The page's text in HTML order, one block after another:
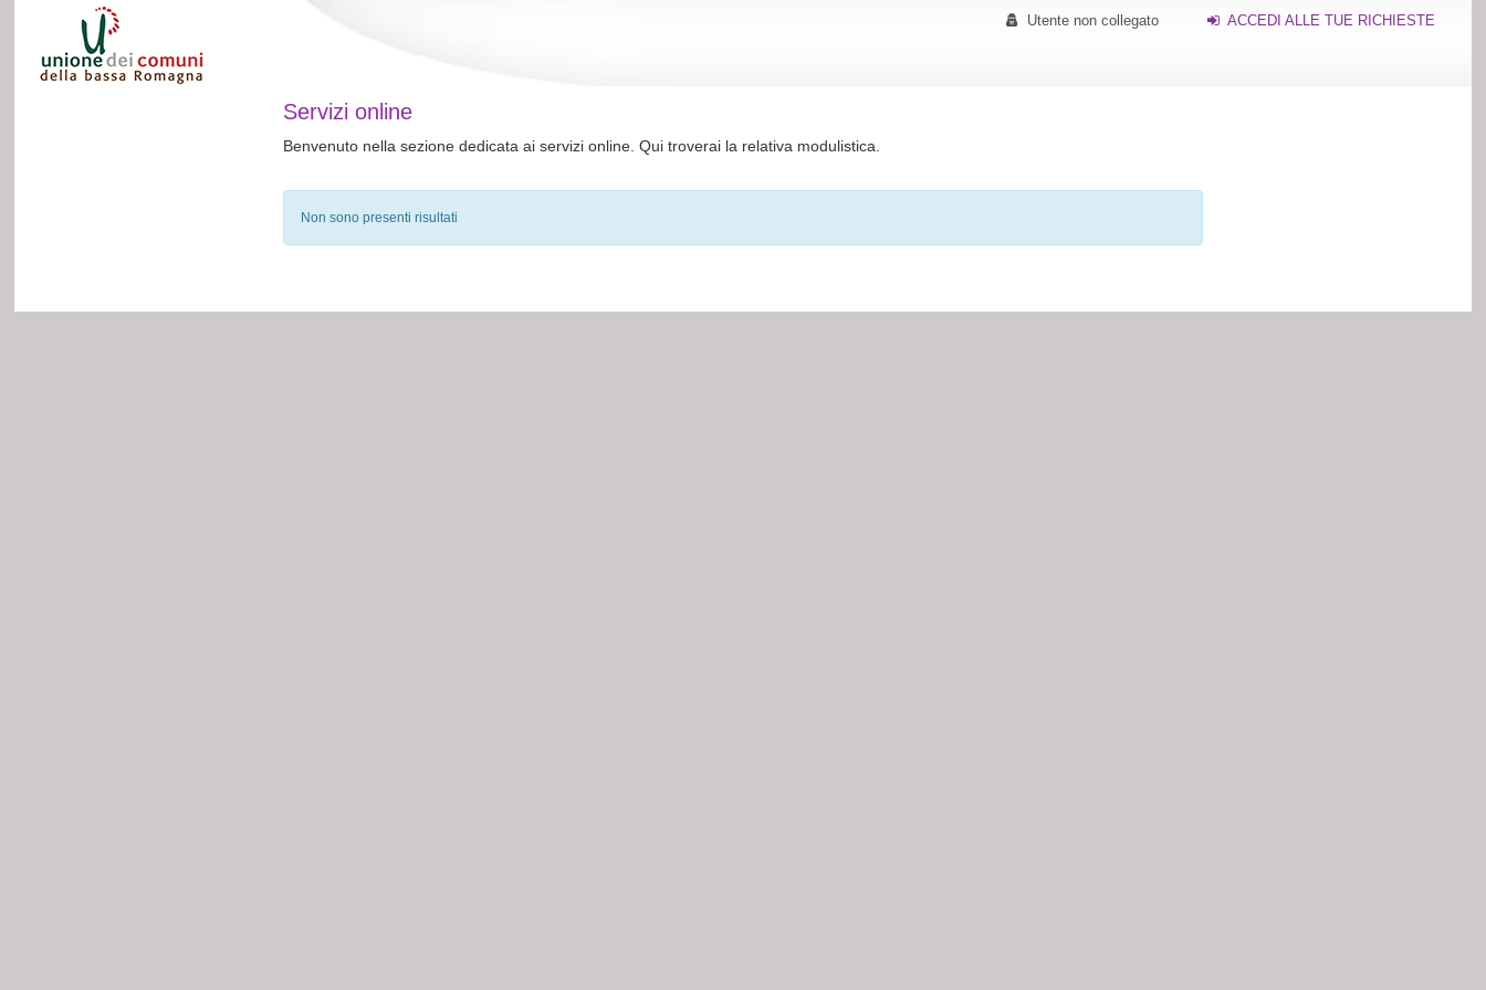
Utente non collegato ACCEDI ALLE TUE RICHIESTE
Servizi online
Benvenuto nella sezione dedicata ai servizi online. Qui troverai la relativa modulistica.
Non sono presenti risultati